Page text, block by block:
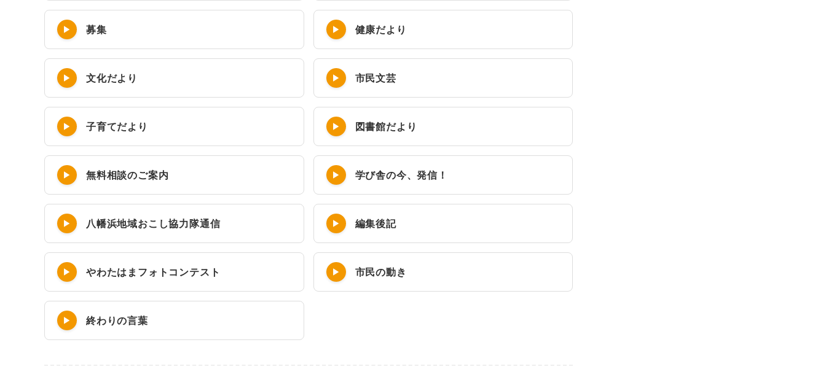
募集 健康だより
文化だより 市民文芸
子育てだより 図書館だより
無料相談のご案内 学び舎の今、発信！
八幡浜地域おこし協力隊通信 編集後記
やわたはまフォトコンテスト 市民の動き
終わりの言葉